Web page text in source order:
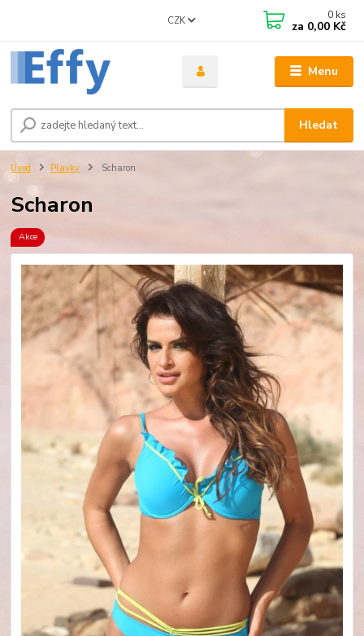
Menu
CZK
Hledat
0 ks
za 0,00 Kč
Úvod Plavky Scharon
Scharon
Akce